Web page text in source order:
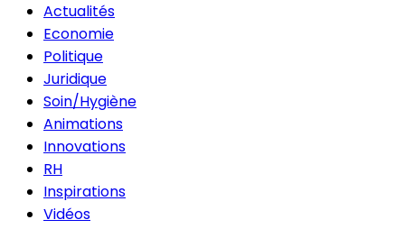
Actualités
Economie
Politique
Juridique
Soin/Hygiène
Animations
Innovations
RH
Inspirations
Vidéos